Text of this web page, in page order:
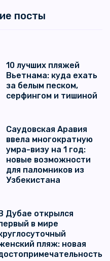
посты
10 лучших пляжей
Вьетнама: куда ехать
за белым песком,
серфингом и тишиной
Саудовская Аравия
ввела многократную
умра-визу на 1 год:
новые возможности
для паломников из
Узбекистана
Дубае открылся
в мире
пляж: новая